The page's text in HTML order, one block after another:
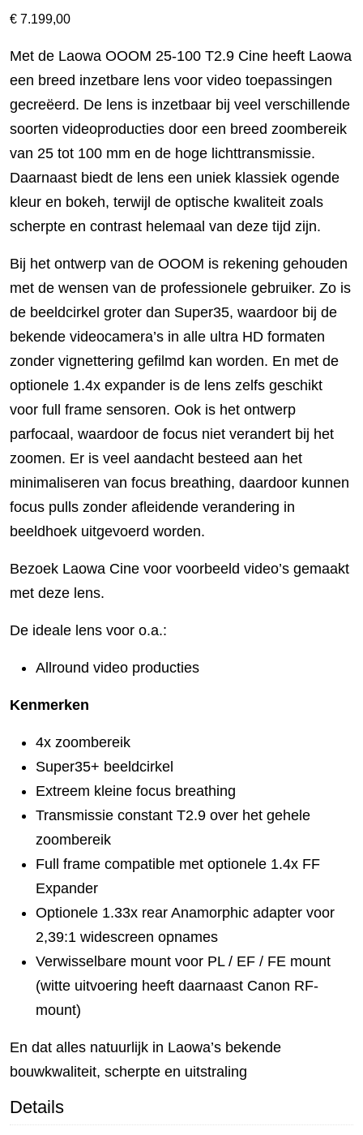
€ 7.199,00
Met de Laowa OOOM 25-100 T2.9 Cine heeft Laowa
een breed inzetbare lens voor video toepassingen
gecreëerd. De lens is inzetbaar bij veel verschillende
soorten videoproducties door een breed zoombereik
van 25 tot 100 mm en de hoge lichttransmissie.
Daarnaast biedt de lens een uniek klassiek ogende
kleur en bokeh, terwijl de optische kwaliteit zoals
scherpte en contrast helemaal van deze tijd zijn.
Bij het ontwerp van de OOOM is rekening gehouden
met de wensen van de professionele gebruiker. Zo is
de beeldcirkel groter dan Super35, waardoor bij de
bekende videocamera’s in alle ultra HD formaten
zonder vignettering gefilmd kan worden. En met de
optionele 1.4x expander is de lens zelfs geschikt
voor full frame sensoren. Ook is het ontwerp
parfocaal, waardoor de focus niet verandert bij het
zoomen. Er is veel aandacht besteed aan het
minimaliseren van focus breathing, daardoor kunnen
focus pulls zonder afleidende verandering in
beeldhoek uitgevoerd worden.
Bezoek Laowa Cine voor voorbeeld video’s gemaakt
met deze lens.
De ideale lens voor o.a.:
Allround video producties
Kenmerken
4x zoombereik
Super35+ beeldcirkel
Extreem kleine focus breathing
Transmissie constant T2.9 over het gehele
zoombereik
Full frame compatible met optionele 1.4x FF
Expander
Optionele 1.33x rear Anamorphic adapter voor
2,39:1 widescreen opnames
Verwisselbare mount voor PL / EF / FE mount
(witte uitvoering heeft daarnaast Canon RF-
mount)
En dat alles natuurlijk in Laowa’s bekende
bouwkwaliteit, scherpte en uitstraling
Details